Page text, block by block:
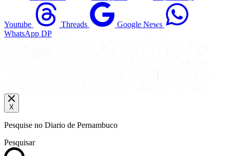
Youtube Threads
Google News
WhatsApp DP
X
Pesquise no Diario de Pernambuco
Pesquisar